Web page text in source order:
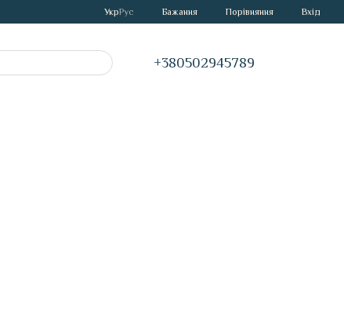
УкрРус Бажання Порівняння Вхід
+380502945789